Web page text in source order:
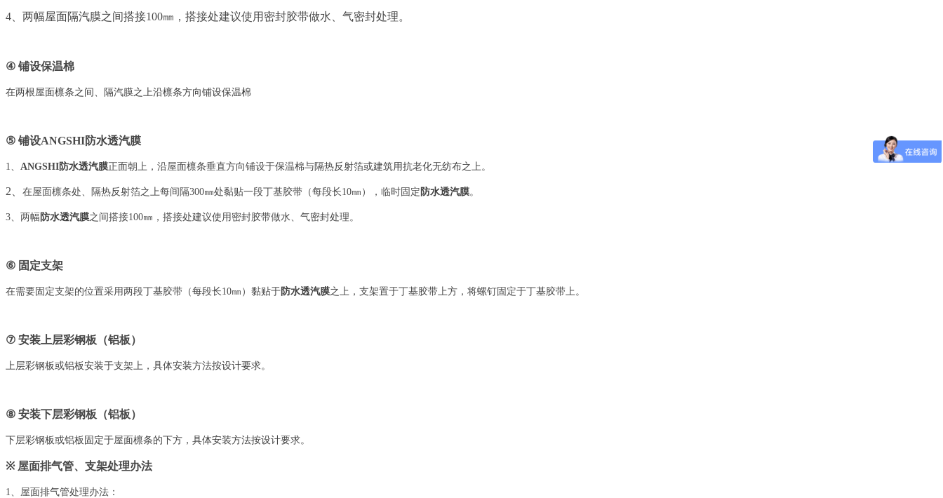
4、两幅屋面隔汽膜之间搭接100㎜，搭接处建议使用密封胶带做水、气密封处理。
④ 铺设保温棉
在两根屋面檩条之间、隔汽膜之上沿檩条方向铺设保温棉
⑤ 铺设ANGSHI防水透汽膜
1、 ANGSHI防水透汽膜正面朝上，沿屋面檩条垂直方向铺设于保温棉与隔热反射箔或建筑用抗老化无纺布之上。
2、 在屋面檩条处、隔热反射箔之上每间隔300㎜处黏贴一段丁基胶带（每段长10㎜），临时固定 防水透汽膜。
3、两幅 防水透汽膜之间搭接100㎜，搭接处建议使用密封胶带做水、气密封处理。
⑥ 固定支架
在需要固定支架的位置采用两段丁基胶带（每段长10㎜）黏贴于防水透汽膜之上，支架置于丁基胶带上方，将螺钉固定于丁基胶带上。
⑦ 安装上层彩钢板（铝板）
上层彩钢板或铝板安装于支架上，具体安装方法按设计要求。
⑧ 安装下层彩钢板（铝板）
下层彩钢板或铝板固定于屋面檩条的下方，具体安装方法按设计要求。
※ 屋面排气管、支架处理办法
1、屋面排气管处理办法：